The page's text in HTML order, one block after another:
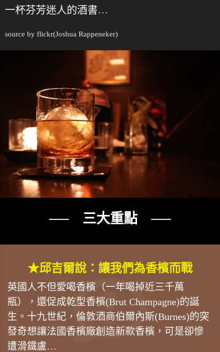
一杯芬芳迷人的酒書…
source by flickr(Joshua Rappeneker)
── 三大重點 ──
★邱吉爾說：讓我們為香檳而戰
英國人不但愛喝香檳（一年喝掉近三千萬
瓶），還促成乾型香檳(Brut Champagne)的誕
生。十九世紀，倫敦酒商伯爾內斯(Burnes)的突
發奇想讓法國香檳廠創造新款香檳，可是卻慘
遭滑鐵盧…